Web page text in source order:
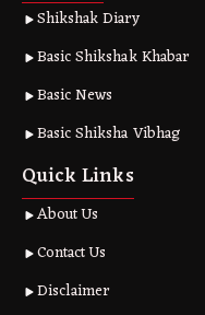
Shikshak Diary
Basic Shikshak Khabar
Basic News
Basic Shiksha Vibhag
Quick Links
About Us
Contact Us
Disclaimer